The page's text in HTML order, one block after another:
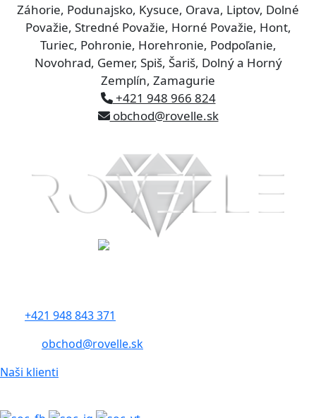
Záhorie, Podunajsko, Kysuce, Orava, Liptov, Dolné
Považie, Stredné Považie, Horné Považie, Hont,
Turiec, Pohronie, Horehronie, Podpoľanie,
Novohrad, Gemer, Spiš, Šariš, Dolný a Horný
Zemplín, Zamagurie
+421 948 966 824
obchod@rovelle.sk
+421 948 843 371
obchod@rovelle.sk
Naši klienti